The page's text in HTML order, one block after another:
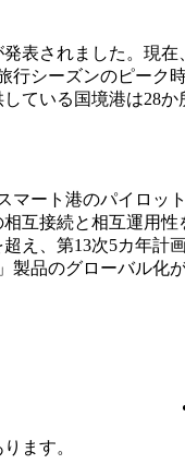
表されました。現
シーズンのピーク
ている国境港は28
ート港のパイロッ
互接続と相互運用
え、第13次5カ年計
品のグローバル化
ます。